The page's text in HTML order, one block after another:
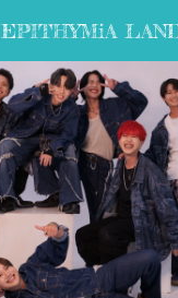
EPITHYMiA